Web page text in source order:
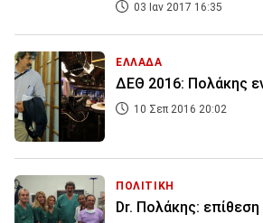
03 Ιαν 2017 16:35
ΕΛΛΑΔΑ
ΔΕΘ 2016: Πολάκης
10 Σεπ 2016 20:02
ΠΟΛΙΤΙΚΗ
Dr. Πολάκης: επίθεση